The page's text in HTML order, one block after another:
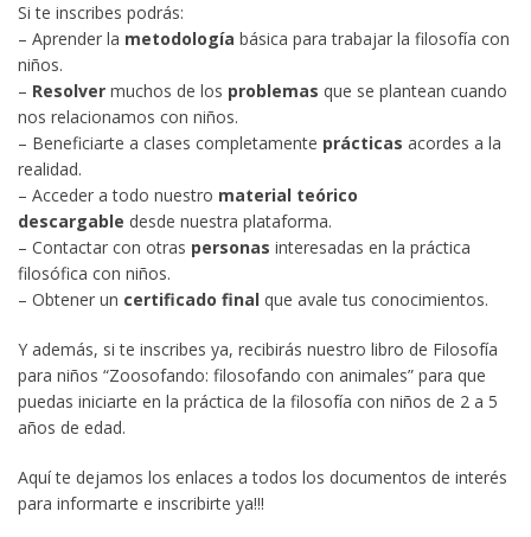
Si te inscribes podrás:
– Aprender la metodología básica para trabajar la filosofía con
niños.
– Resolver muchos de los problemas que se plantean cuando
nos relacionamos con niños.
– Beneficiarte a clases completamente prácticas acordes a la
realidad.
– Acceder a todo nuestro material teórico
descargable desde nuestra plataforma.
– Contactar con otras personas interesadas en la práctica
filosófica con niños.
– Obtener un certificado final que avale tus conocimientos.
Y además, si te inscribes ya, recibirás nuestro libro de Filosofía
para niños “Zoosofando: filosofando con animales” para que
puedas iniciarte en la práctica de la filosofía con niños de 2 a 5
años de edad.
Aquí te dejamos los enlaces a todos los documentos de interés
para informarte e inscribirte ya!!!